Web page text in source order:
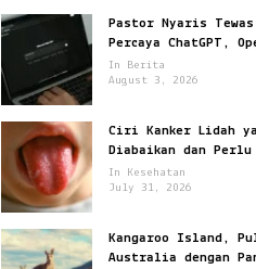
Pastor Nyaris
Percaya ChatGPT,
Digugat di San
In Berita
August 3, 2026
Ciri Kanker Lidah
Diabaikan dan Perlu
Diperiksa
In Kesehatan
July 31, 2026
Kangaroo Island,
Australia dengan